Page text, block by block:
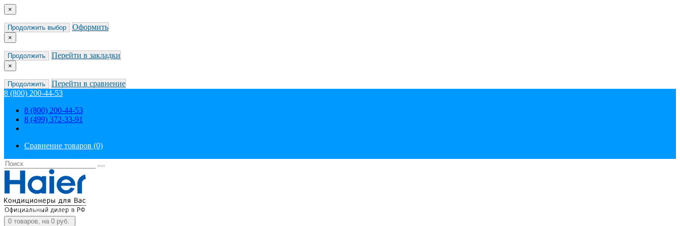
×
Продолжить выбор Оформить
×
Продолжить Перейти в закладки
×
Продолжить
Перейти в сравнение
8 (800) 200-44-53
8 (800) 200-44-53
8 (499) 372-33-91
Сравнение товаров (0)
0 товаров, на 0 руб.